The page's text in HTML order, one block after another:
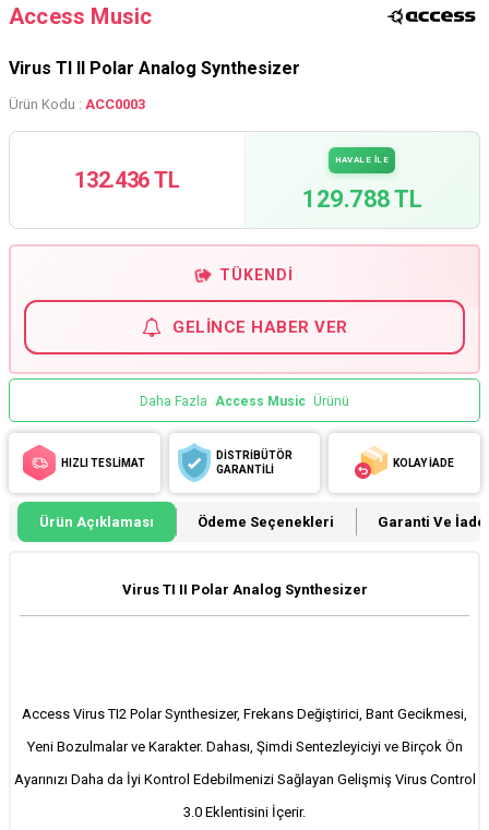
Access Music
Virus TI II Polar Analog Synthesizer
Ürün Kodu : ACC0003
132.436 TL
HAVALE İLE
129.788 TL
TÜKENDI
GELINCE HABER VER
Daha Fazla Access Music Ürünü
HIZLI TESLİMAT
DİSTRİBÜTÖR
GARANTİLİ
KOLAY İADE
Ürün Açıklaması Ödeme Seçenekleri Garanti Ve İade
Virus TI II Polar Analog Synthesizer
Access Virus TI2 Polar Synthesizer, Frekans Değiştirici, Bant Gecikmesi,
Yeni Bozulmalar ve Karakter. Dahası, Şimdi Sentezleyiciyi ve Birçok Ön
Ayarınızı Daha da İyi Kontrol Edebilmenizi Sağlayan Gelişmiş Virus Control
3.0 Eklentisini İçerir.